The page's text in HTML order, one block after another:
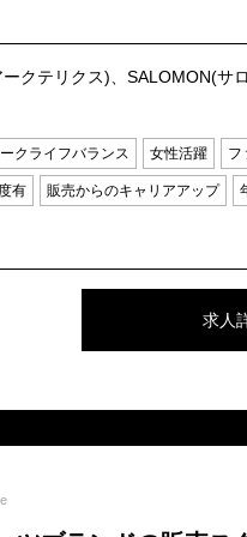
クテリクス)、SALOMON(サ
クライフバランス 女性活躍 フ
有 販売からのキャリアアップ
求人